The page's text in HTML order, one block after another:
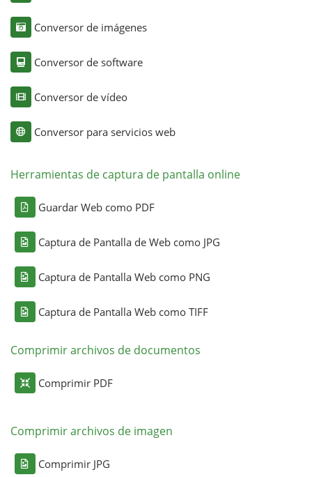
Conversor de imágenes
Conversor de software
Conversor de vídeo
Conversor para servicios web
Herramientas de captura de pantalla online
Guardar Web como PDF
Captura de Pantalla de Web como JPG
Captura de Pantalla Web como PNG
Captura de Pantalla Web como TIFF
Comprimir archivos de documentos
Comprimir PDF
Comprimir archivos de imagen
Comprimir JPG